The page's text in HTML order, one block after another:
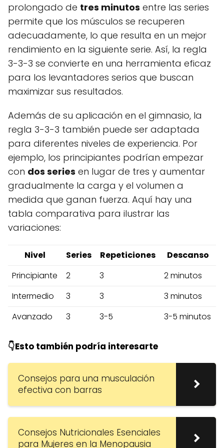
prolongado de tres minutos entre las series
permite que los músculos se recuperen
adecuadamente, lo que resulta en un mejor
rendimiento en la siguiente serie. Así, la regla
3-3-3 se convierte en una herramienta eficaz
para los levantadores serios que buscan
maximizar sus resultados.
Además de su aplicación en el gimnasio, la
regla 3-3-3 también puede ser adaptada
para diferentes niveles de experiencia. Por
ejemplo, los principiantes podrían empezar
con dos series en lugar de tres y aumentar
gradualmente la carga y el volumen a
medida que ganan fuerza. Aquí hay una
tabla comparativa para ilustrar las
variaciones:
Nivel Series Repeticiones
Descanso
Principiante
2 3
2 minutos
Intermedio
3 3
3 minutos
Avanzado
3 3-5 3-5 minutos
👇Esto también podría interesarte
Consejos para una musculación
efectiva con barras
Consejos Nutricionales Esenciales
para Mujeres en la Menopausia